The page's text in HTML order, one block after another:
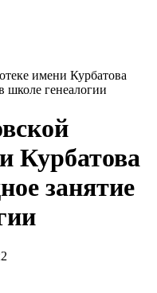
имени Курбатова
школе генеалогии
Курбатова
занятие